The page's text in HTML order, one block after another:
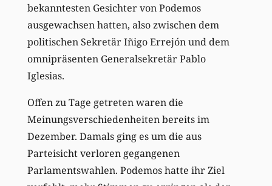
bekanntesten Gesichter von Podemos
ausgewachsen hatten, also zwischen dem
politischen Sekretär Iñigo Errejón und dem
omnipräsenten Generalsekretär Pablo
Iglesias.
Offen zu Tage getreten waren die
Meinungsverschiedenheiten bereits im
Dezember. Damals ging es um die aus
Parteisicht verloren gegangenen
Parlamentswahlen. Podemos hatte ihr Ziel